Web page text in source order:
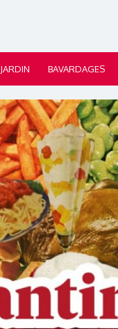
JARDIN BAVARDAGES